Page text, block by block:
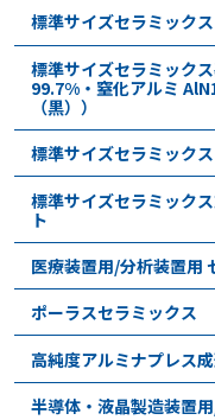
標準サイズセラミック
標準サイズセラミック
99.7%・窒化アルミ
（黒））
標準サイズセラミック
標準サイズセラミック
ト
医療装置用/分析装置用
ポーラスセラミックス
高純度アルミナプレス
半導体・液晶製造装置